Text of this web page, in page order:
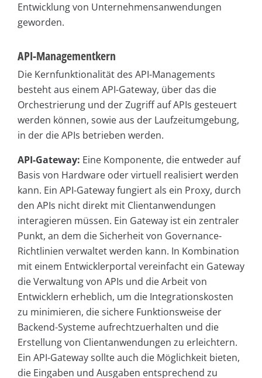
Entwicklung von Unternehmensanwendungen
geworden.
API-Managementkern
Die Kernfunktionalität des API-Managements
besteht aus einem API-Gateway, über das die
Orchestrierung und der Zugriff auf APIs gesteuert
werden können, sowie aus der Laufzeitumgebung,
in der die APIs betrieben werden.
API-Gateway: Eine Komponente, die entweder auf
Basis von Hardware oder virtuell realisiert werden
kann. Ein API-Gateway fungiert als ein Proxy, durch
den APIs nicht direkt mit Clientanwendungen
interagieren müssen. Ein Gateway ist ein zentraler
Punkt, an dem die Sicherheit von Governance-
Richtlinien verwaltet werden kann. In Kombination
mit einem Entwicklerportal vereinfacht ein Gateway
die Verwaltung von APIs und die Arbeit von
Entwicklern erheblich, um die Integrationskosten
zu minimieren, die sichere Funktionsweise der
Backend-Systeme aufrechtzuerhalten und die
Erstellung von Clientanwendungen zu erleichtern.
Ein API-Gateway sollte auch die Möglichkeit bieten,
die Eingaben und Ausgaben entsprechend zu